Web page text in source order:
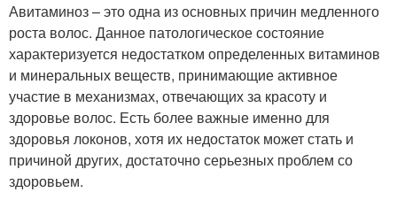
Авитаминоз – это одна из основных причин медленного
роста волос. Данное патологическое состояние
характеризуется недостатком определенных витаминов
и минеральных веществ, принимающие активное
участие в механизмах, отвечающих за красоту и
здоровье волос. Есть более важные именно для
здоровья локонов, хотя их недостаток может стать и
причиной других, достаточно серьезных проблем со
здоровьем.